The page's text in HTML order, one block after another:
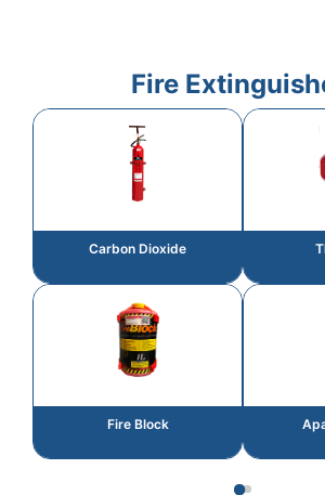
Fire
Carbon Dioxide
Fire Block